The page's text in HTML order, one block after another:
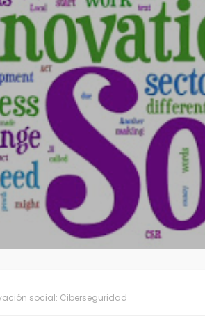
social: Ciberseguridad